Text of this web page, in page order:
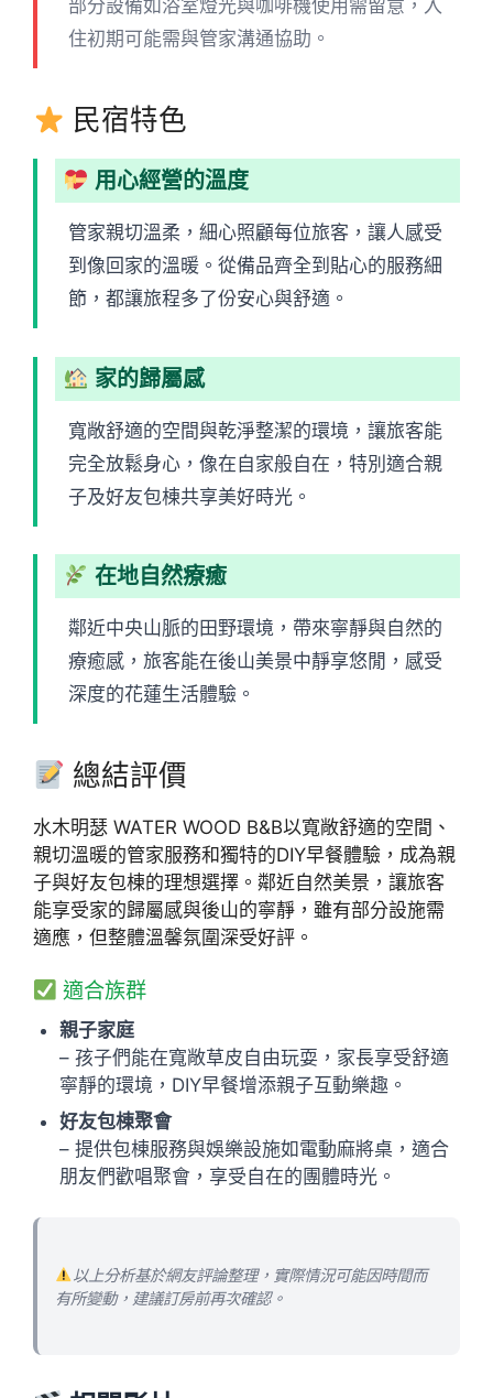
部分設備如浴室燈光與咖啡機使用需留意，入
住初期可能需與管家溝通協助。
民宿特色
用心經營的溫度
管家親切溫柔，細心照顧每位旅客，讓人感受
到像回家的溫暖。從備品齊全到貼心的服務細
節，都讓旅程多了份安心與舒適。
家的歸屬感
寬敞舒適的空間與乾淨整潔的環境，讓旅客能
完全放鬆身心，像在自家般自在，特別適合親
子及好友包棟共享美好時光。
在地自然療癒
鄰近中央山脈的田野環境，帶來寧靜與自然的
療癒感，旅客能在後山美景中靜享悠閒，感受
深度的花蓮生活體驗。
總結評價
水木明瑟 WATER WOOD B&B以寬敞舒適的空間、
親切溫暖的管家服務和獨特的DIY早餐體驗，成為親
子與好友包棟的理想選擇。鄰近自然美景，讓旅客
能享受家的歸屬感與後山的寧靜，雖有部分設施需
適應，但整體溫馨氛圍深受好評。
適合族群
親子家庭
– 孩子們能在寬敞草皮自由玩耍，家長享受舒適
寧靜的環境，DIY早餐增添親子互動樂趣。
好友包棟聚會
– 提供包棟服務與娛樂設施如電動麻將桌，適合
朋友們歡唱聚會，享受自在的團體時光。
以上分析基於網友評論整理，實際情況可能因時間而
有所變動，建議訂房前再次確認。